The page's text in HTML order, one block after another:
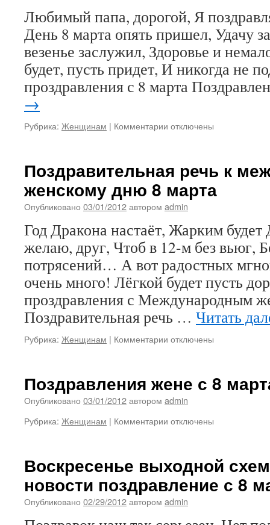
Любимый папа, дорогой, Я
День 8 марта опять пришел, Удачу
везенье заслужил, Здоровье и
будет, пусть придет, И никогда не
проздравления с 8 марта
→
Рубрика: Женщинам | Комментарии к
8
марта
для
женщин
отключены
Поздравительная речь к
женскому дню 8 марта
Опубликовано 03/01/2012автором admin
Год Дракона настаёт, Жарким
желаю, друг, Чтоб в 12-м без вьюг,
потрясений… А вот радостных
очень много! Лёгкой будет пусть
проздравления с Международным
Поздравительная речь … Читать
Рубрика: Женщинам | Комментарии к
к
международному
дню
отключены
Поздравления жене с 8
Опубликовано 03/01/2012автором admin
Рубрика: Женщинам | Комментарии к
с
8
марта
отключены
Воскресенье выходной
новости поздравление с 8
Опубликовано 02/29/2012автором admin